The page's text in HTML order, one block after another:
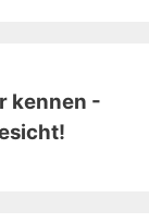
kennen -